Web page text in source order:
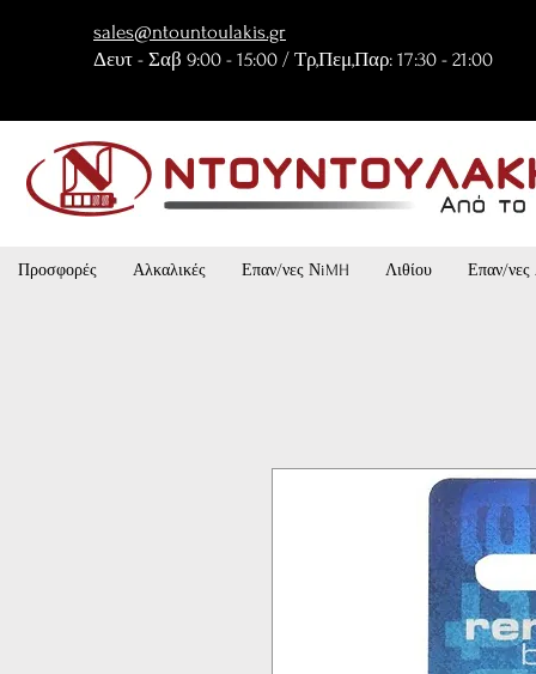
sales@ntountoulakis.gr
Δευτ - Σαβ 9:00 - 15:00 / Τρ,Πεμ,Παρ: 17:30 - 21:00
Προσφορές Αλκαλικές Επαν/νες ΝiMH Λιθίου Επαν/νες